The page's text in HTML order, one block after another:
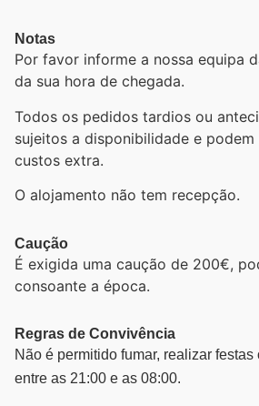
Notas
Por favor informe a nossa equipa
da sua hora de chegada.
Todos os pedidos tardios ou
sujeitos a disponibilidade e
custos extra.
O alojamento não tem recepção.
Caução
É exigida uma caução de 200€,
consoante a época.
Regras de Convivência
Não é permitido fumar, realizar
entre as 21:00 e as 08:00.